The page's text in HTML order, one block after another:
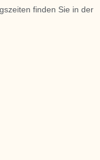
finden Sie in der